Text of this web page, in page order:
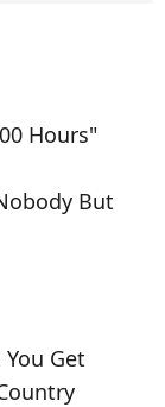
Hours"
But
Get